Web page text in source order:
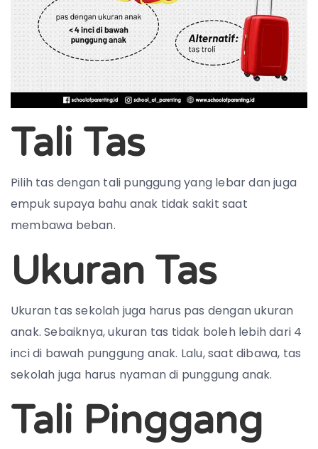
Tali Tas
Pilih tas dengan tali punggung yang lebar dan juga
empuk supaya bahu anak tidak sakit saat
membawa beban.
Ukuran Tas
Ukuran tas sekolah juga harus pas dengan ukuran
anak. Sebaiknya, ukuran tas tidak boleh lebih dari 4
inci di bawah punggung anak. Lalu, saat dibawa, tas
sekolah juga harus nyaman di punggung anak.
Tali Pinggang